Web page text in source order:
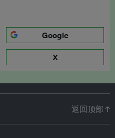
Google
X
返回顶部 ↑